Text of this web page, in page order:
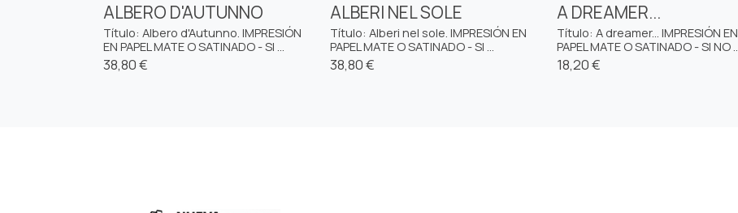
ALBERO D'AUTUNNO
Título: Albero d'Autunno. IMPRESIÓN
EN PAPEL MATE O SATINADO - SI ...
38,80 €
ALBERI NEL SOLE
Título: Alberi nel sole. IMPRESIÓN EN
PAPEL MATE O SATINADO - SI ...
38,80 €
A DREAMER...
Título: A dreamer... IMPRESIÓN EN
PAPEL MATE O SATINADO - SI NO ...
18,20 €